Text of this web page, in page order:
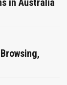
in Australia